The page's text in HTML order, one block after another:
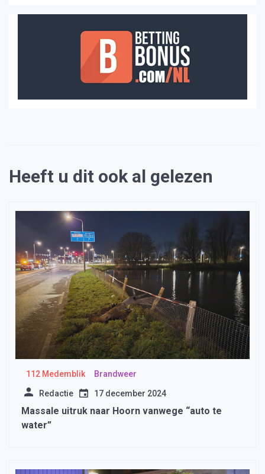
Heeft u dit ook al gelezen
112 Medemblik Brandweer
Redactie 17 december 2024
Massale uitruk naar Hoorn vanwege “auto te
water”